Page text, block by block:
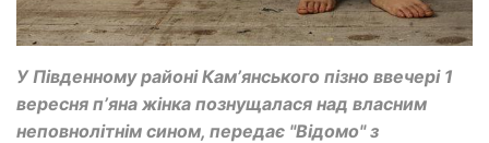
У Південному районі Камʼянського пізно ввечері 1
вересня пʼяна жінка познущалася над власним
неповнолітнім сином, передає "Відомо" з